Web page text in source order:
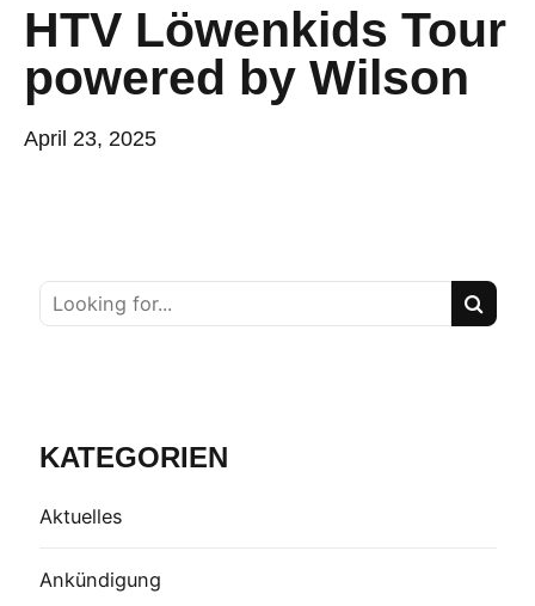
HTV Löwenkids Tour
powered by Wilson
April 23, 2025
KATEGORIEN
Aktuelles
Ankündigung